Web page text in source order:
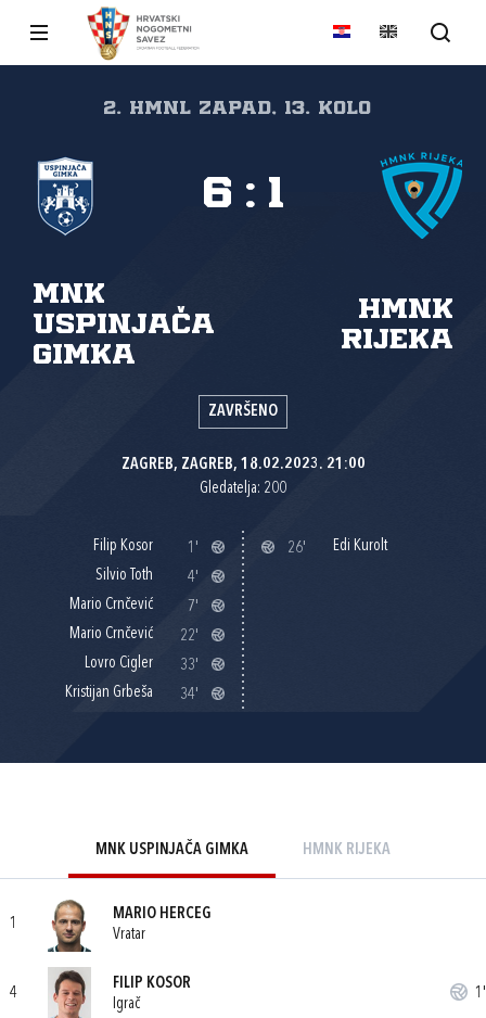
2. HMNL Zapad, 13. kolo
MNK
Uspinjača
Gimka
HMNK
Rijeka
6 : 1
ZAVRŠENO
ZAGREB, ZAGREB, 18.02.2023. 21:00
Gledatelja: 200
Filip Kosor
1'
Silvio Toth
4'
Mario Crnčević
7'
Mario Crnčević
22'
Lovro Cigler
33'
Kristijan Grbeša
34'
26' Edi Kurolt
MNK USPINJAČA GIMKA HMNK RIJEKA
1
MARIO HERCEG
Vratar
4
FILIP KOSOR
Igrač
1'